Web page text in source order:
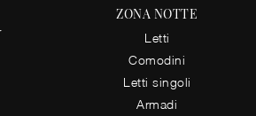
ZONA NOTTE
Letti
Comodini
Letti singoli
Armadi